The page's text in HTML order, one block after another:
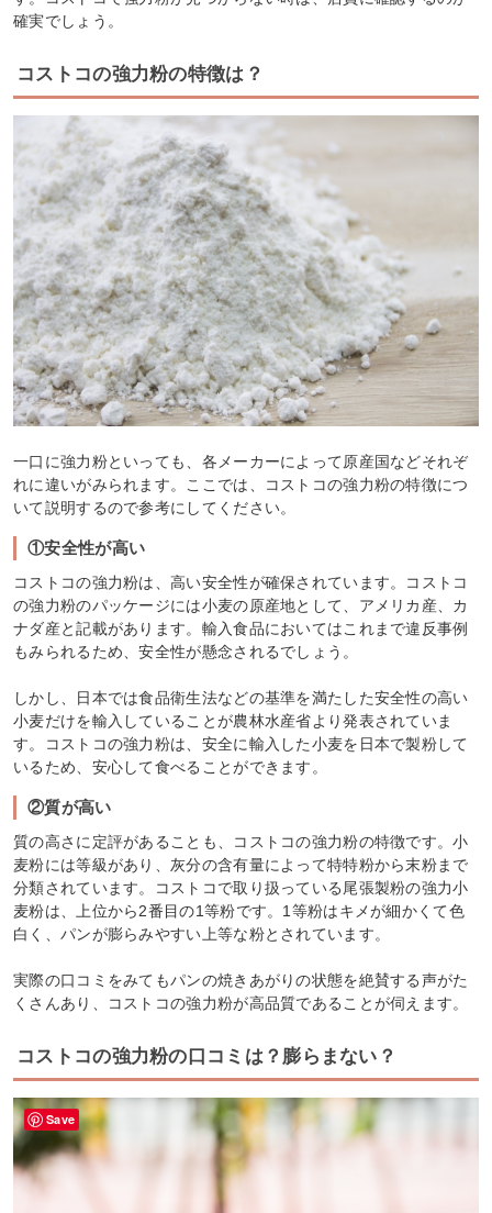
確実でしょう。
コストコの強力粉の特徴は？
一口に強力粉といっても、各メーカーによって原産国などそれぞ
れに違いがみられます。ここでは、コストコの強力粉の特徴につ
いて説明するので参考にしてください。
①安全性が高い
コストコの強力粉は、高い安全性が確保されています。コストコ
の強力粉のパッケージには小麦の原産地として、アメリカ産、カ
ナダ産と記載があります。輸入食品においてはこれまで違反事例
もみられるため、安全性が懸念されるでしょう。
しかし、日本では食品衛生法などの基準を満たした安全性の高い
小麦だけを輸入していることが農林水産省より発表されていま
す。コストコの強力粉は、安全に輸入した小麦を日本で製粉して
いるため、安心して食べることができます。
②質が高い
質の高さに定評があることも、コストコの強力粉の特徴です。小
麦粉には等級があり、灰分の含有量によって特特粉から末粉まで
分類されています。コストコで取り扱っている尾張製粉の強力小
麦粉は、上位から2番目の1等粉です。1等粉はキメが細かくて色
白く、パンが膨らみやすい上等な粉とされています。
実際の口コミをみてもパンの焼きあがりの状態を絶賛する声がた
くさんあり、コストコの強力粉が高品質であることが伺えます。
コストコの強力粉の口コミは？膨らまない？
Save